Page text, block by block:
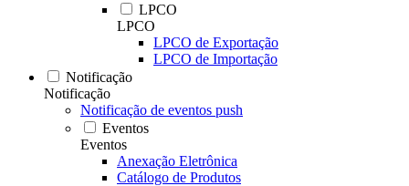
LPCO
LPCO
LPCO de Exportação
LPCO de Importação
Notificação
Notificação
Notificação de eventos push
Eventos
Eventos
Anexação Eletrônica
Catálogo de Produtos